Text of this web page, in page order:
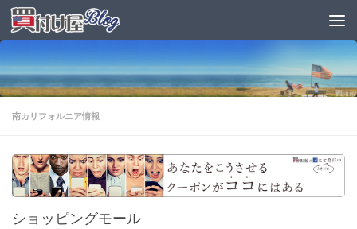
南カリフォルニア情報
ショッピングモール